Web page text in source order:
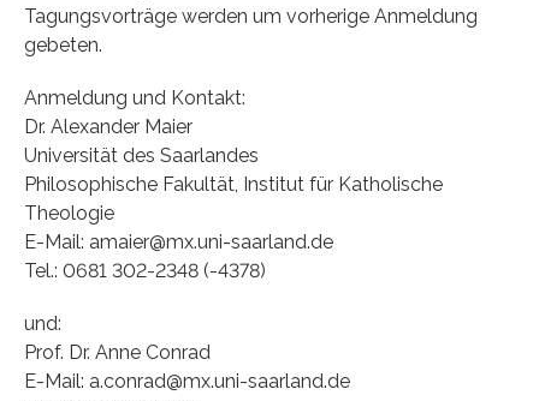
Tagungsvorträge werden um vorherige Anmeldung
gebeten.
Anmeldung und Kontakt:
Dr. Alexander Maier
Universität des Saarlandes
Philosophische Fakultät, Institut für Katholische
Theologie
E-Mail: amaier@mx.uni-saarland.de
Tel.: 0681 302-2348 (-4378)
und:
Prof. Dr. Anne Conrad
E-Mail: a.conrad@mx.uni-saarland.de